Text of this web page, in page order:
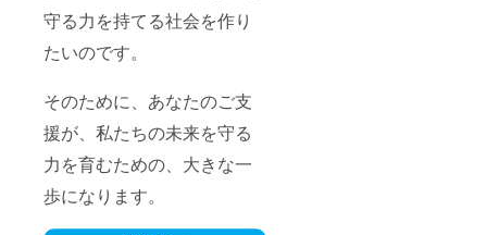
守る力を持てる社会を作り
たいのです。
そのために、あなたのご支
援が、私たちの未来を守る
力を育むための、大きな一
歩になります。